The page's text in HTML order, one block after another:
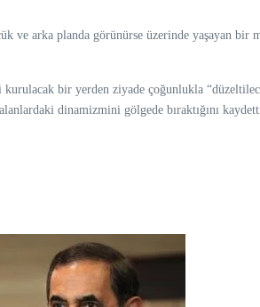
ve arka planda görünürse üzerinde yaşayan bir
bir yerden ziyade çoğunlukla
dinamizmini gölgede bıraktığını